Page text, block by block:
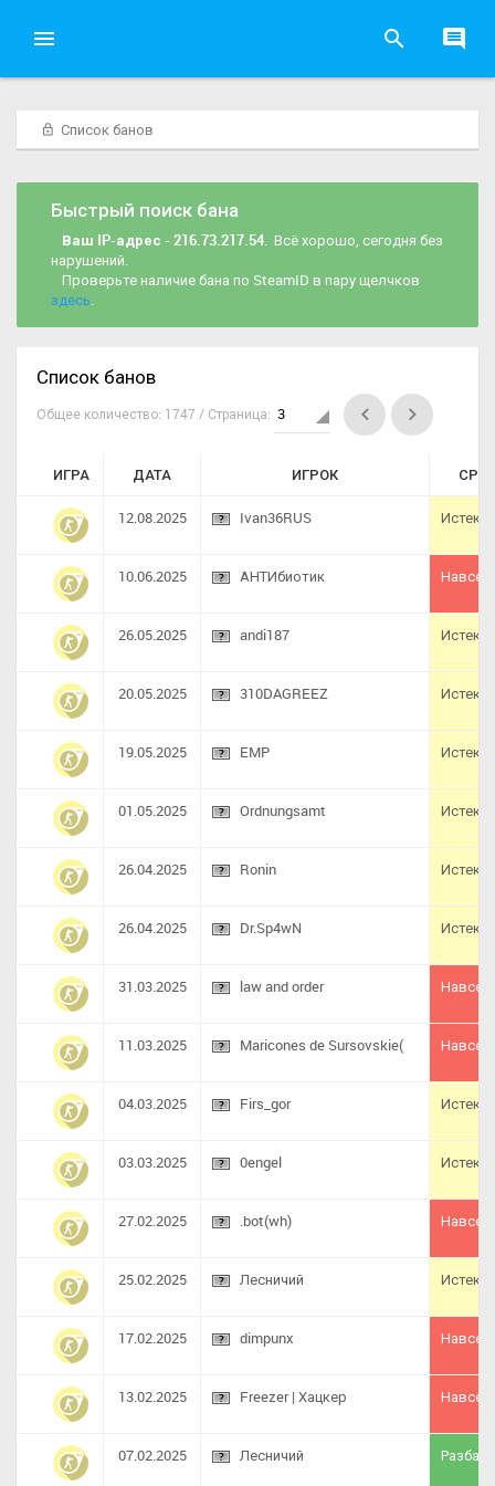
Список банов
Быстрый поиск бана
Ваш IP-адрес - 216.73.217.54. Всё хорошо, сегодня без
нарушений.
Проверьте наличие бана по SteamID в пару щелчков
здесь.
Список банов
Общее количество: 1747 / Страница:
ИГРА ДАТА ИГРОК
12.08.2025 Ivan36RUS Истек
10.06.2025 АНТИбиотик
26.05.2025 andi187 Истек
20.05.2025 310DAGREEZ Истек
19.05.2025 EMP Истек
01.05.2025 Ordnungsamt Истек
26.04.2025 Ronin Истек
26.04.2025 Dr.Sp4wN Истек
31.03.2025 law and order
11.03.2025 Maricones de Sursovskie(
04.03.2025 Firs_gor Истек
03.03.2025 0engel Истек
27.02.2025 .bot(wh)
25.02.2025 Лесничий Истек
17.02.2025 dimpunx
13.02.2025 Freezer | Хацкер
07.02.2025 Лесничий